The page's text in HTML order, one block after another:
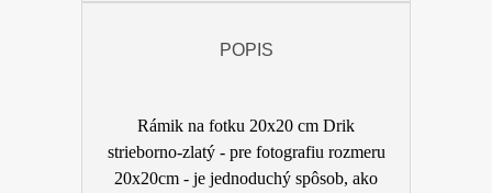
POPIS
Rámik na fotku 20x20 cm Drik
strieborno-zlatý - pre fotografiu rozmeru
20x20cm - je jednoduchý spôsob, ako